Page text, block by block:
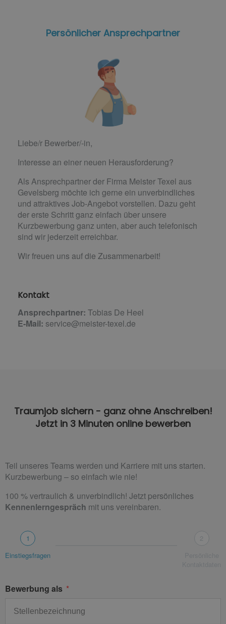
Persönlicher Ansprechpartner
Liebe/r Bewerber/-in,
Interesse an einer neuen Herausforderung?
Als Ansprechpartner der Firma Meister Texel aus
Gevelsberg möchte ich gerne ein unverbindliches
und attraktives Job-Angebot vorstellen. Dazu geht
der erste Schritt ganz einfach über unsere
Kurzbewerbung ganz unten, aber auch telefonisch
sind wir jederzeit erreichbar.
Wir freuen uns auf die Zusammenarbeit!
Kontakt
Ansprechpartner: Tobias De Heel
E-Mail: service@meister-texel.de
Traumjob sichern - ganz ohne Anschreiben!
Jetzt in 3 Minuten online bewerben
Teil unseres Teams werden und Karriere mit uns starten.
Kurzbewerbung – so einfach wie nie!
100 % vertraulich & unverbindlich! Jetzt persönliches
Kennenlerngespräch mit uns vereinbaren.
1
Einstiegsfragen
2
Bewerbung als